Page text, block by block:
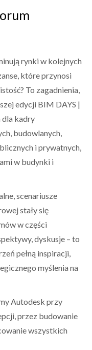
rynki w kolejnych
które przynosi
To zagadnienia,
edycji BIM DAYS |
dla kadry
budowlanych,
i prywatnych,
w budynki i
scenariusze
stały się
w części
dyskusje – to
pełną inspiracji,
myślenia na
Autodesk przy
przez budowanie
wszystkich